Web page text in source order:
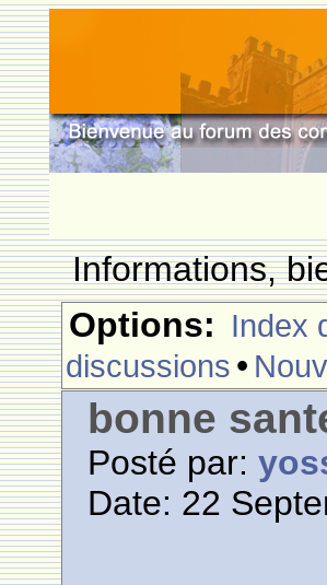
Informations,
Options: Index
discussions •
bonne
Posté par:
Date: 22